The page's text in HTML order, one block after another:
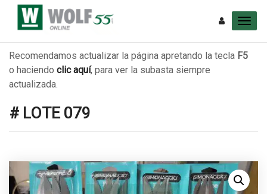
Recomendamos actualizar la página apretando la tecla F5
o haciendo clic aquí, para ver la subasta siempre
actualizada.
# LOTE 079